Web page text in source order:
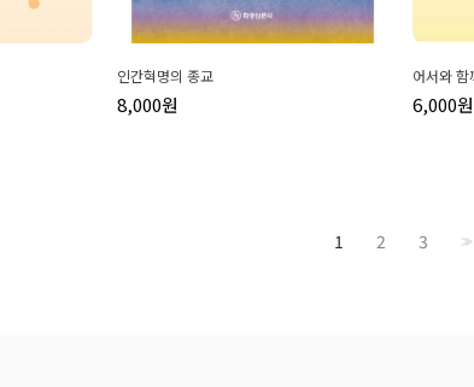
인간혁명의 종교
8,000원
어서와 함
6,000원
1 2 3 >>